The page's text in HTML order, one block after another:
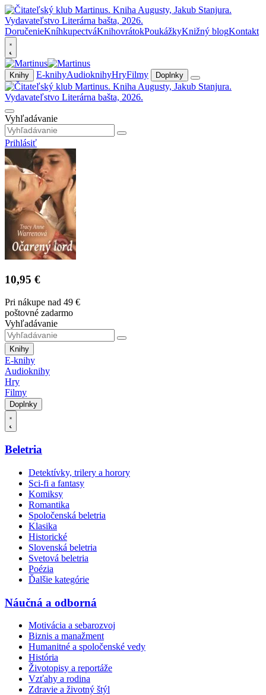
DoručenieKníhkupectváKnihovrátokPoukážkyKnižný blogKontakt
Knihy E-knihyAudioknihyHryFilmy Doplnky
Vyhľadávanie
Prihlásiť
10,95 €
Pri nákupe nad 49 €
poštovné zadarmo
Vyhľadávanie
Knihy
E-knihy
Audioknihy
Hry
Filmy
Doplnky
Beletria
Detektívky, trilery a horory
Sci-fi a fantasy
Komiksy
Romantika
Spoločenská beletria
Klasika
Historické
Slovenská beletria
Svetová beletria
Poézia
Ďalšie kategórie
Náučná a odborná
Motivácia a sebarozvoj
Biznis a manažment
Humanitné a spoločenské vedy
História
Životopisy a reportáže
Vzťahy a rodina
Zdravie a životný štýl